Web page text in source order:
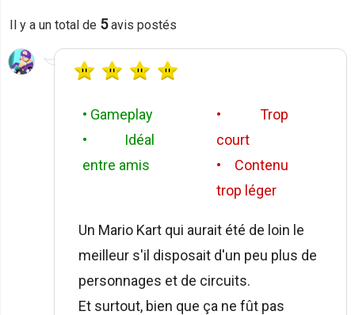
Il y a un total de 5avis postés
• Gameplay
• Idéal
entre amis
• Trop
court
• Contenu
trop léger
Un Mario Kart qui aurait été de loin le
meilleur s'il disposait d'un peu plus de
personnages et de circuits.
Et surtout, bien que ça ne fût pas